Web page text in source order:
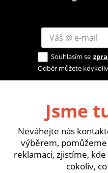
Souhlasím se
Odběr můžete kdykoliv
Jsme
Neváhejte nás
výběrem,
reklamaci, zjistíme,
cokoliv,